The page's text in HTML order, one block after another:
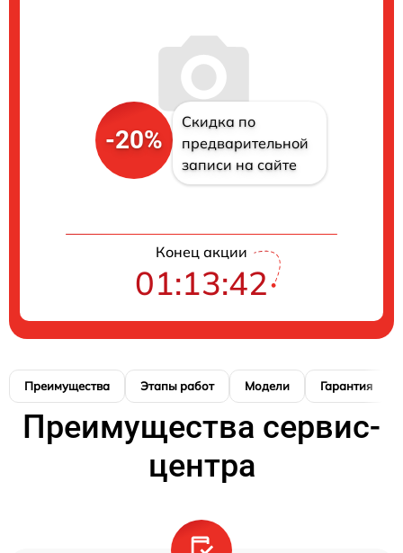
-20%
Скидка по
предварительной
записи на сайте
Конец акции
01:13:41
Преимущества Этапы работ Модели Гарантия
Преимущества сервис-
центра